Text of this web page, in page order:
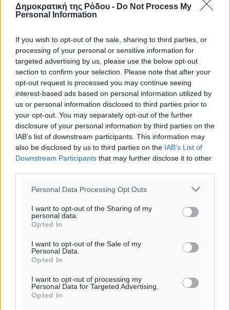
Δημοκρατική της Ρόδου - Do Not Process My
Personal Information
If you wish to opt-out of the sale, sharing to third parties, or
processing of your personal or sensitive information for
targeted advertising by us, please use the below opt-out
section to confirm your selection. Please note that after your
opt-out request is processed you may continue seeing
interest-based ads based on personal information utilized by
us or personal information disclosed to third parties prior to
your opt-out. You may separately opt-out of the further
disclosure of your personal information by third parties on the
IAB’s list of downstream participants. This information may
also be disclosed by us to third parties on the IAB’s List of
Downstream Participants that may further disclose it to other
Personal Data Processing Opt Outs
I want to opt-out of the Sharing of my
personal data.
Opted In
I want to opt-out of the Sale of my
Personal Data.
Opted In
I want to opt-out of processing my
Personal Data for Targeted Advertising.
Opted In
Ροή ειδήσεων
Η Meridiam ξεκλειδώνει τις έρευνες βυθού στη
Τοπικές Ειδήσεις• πριν 2 ώρες
Παρουσίαση βιβλίου του Α. Χατζημιχαήλ – Τιμητική
εκδήλωση για τους αυτοδιοικητικούς της Κω
Πολιτιστικά• πριν 3 ώρες
μέσω υποβρύχιων καλωδίων με την ηπειρωτική
Ελλάδα